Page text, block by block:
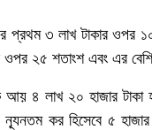
৩ লাখ টাকার ওপর
ওপর ২৫ শতাংশ এবং এর
আয় ৪ লাখ ২০ হাজার
ন্যূনতম কর হিসেবে ৫